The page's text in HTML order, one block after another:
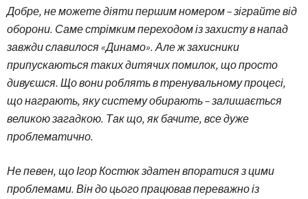
Добре, не можете діяти першим номером – зіграйте від
оборони. Саме стрімким переходом із захисту в напад
завжди славилося «Динамо». Але ж захисники
припускаються таких дитячих помилок, що просто
дивуєшся. Що вони роблять в тренувальному процесі,
що награють, яку систему обирають – залишається
великою загадкою. Так що, як бачите, все дуже
проблематично.
Не певен, що Ігор Костюк здатен впоратися з цими
проблемами. Він до цього працював переважно із